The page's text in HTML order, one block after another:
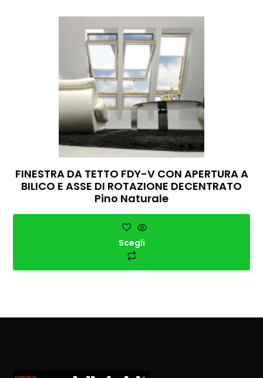
FINESTRA DA TETTO FDY-V CON APERTURA A
BILICO E ASSE DI ROTAZIONE DECENTRATO
Pino Naturale
Scegli